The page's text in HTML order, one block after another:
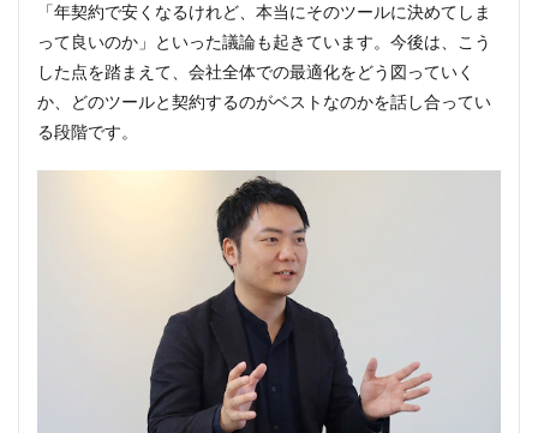
「年契約で安くなるけれど、本当にそのツールに決めてしま
って良いのか」といった議論も起きています。今後は、こう
した点を踏まえて、会社全体での最適化をどう図っていく
か、どのツールと契約するのがベストなのかを話し合ってい
る段階です。